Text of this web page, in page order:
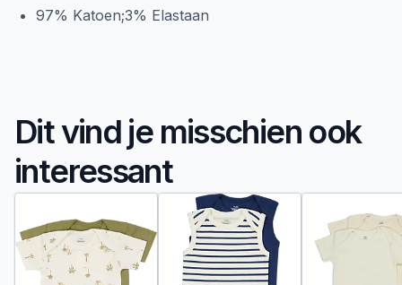
97% Katoen;3% Elastaan
Dit vind je misschien ook
interessant